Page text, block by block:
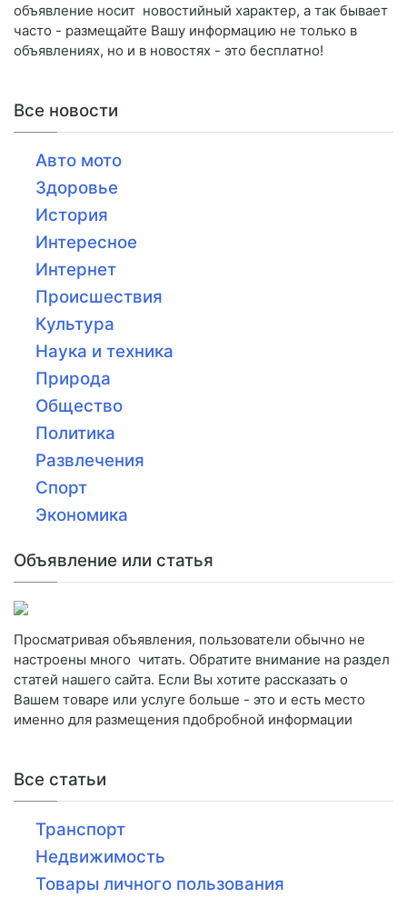
объявление носит новостийный характер, а так бывает
часто - размещайте Вашу информацию не только в
объявлениях, но и в новостях - это бесплатно!
Все новости
Авто мото
Здоровье
История
Интересное
Интернет
Происшествия
Культура
Наука и техника
Природа
Общество
Политика
Развлечения
Спорт
Экономика
Объявление или статья
Просматривая объявления, пользователи обычно не
настроены много читать. Обратите внимание на раздел
статей нашего сайта. Если Вы хотите рассказать о
Вашем товаре или услуге больше - это и есть место
именно для размещения пдобробной информации
Все статьи
Транспорт
Недвижимость
Товары личного пользования